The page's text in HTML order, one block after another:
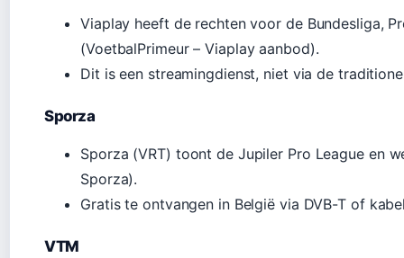
Viaplay heeft de rechten voor de Bundesliga,
(VoetbalPrimeur – Viaplay aanbod).
Dit is een streamingdienst, niet via de
Sporza
Sporza (VRT) toont de Jupiler Pro League en
Sporza).
Gratis te ontvangen in België via DVB-T of
VTM